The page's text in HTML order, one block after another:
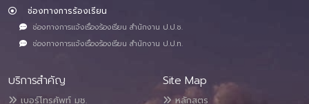
ช่องทางการร้องเรียน
ช่องทางการแจ้งเรื่องร้องเรียน สำนักงาน ป.ป.ช.
ช่องทางการแจ้งเรื่องร้องเรียน สำนักงาน ป.ป.ท.
บริการสำคัญ
เบอร์โทรศัพท์ มช.
Site Map
หลักสูตร